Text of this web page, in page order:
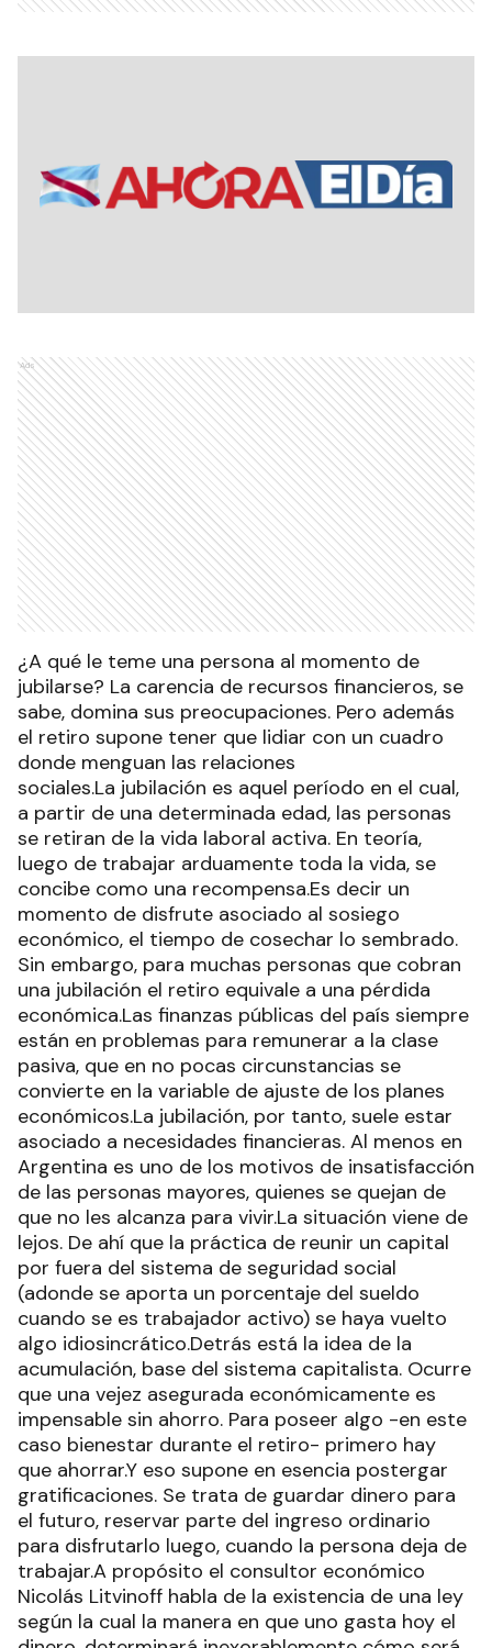
Ads
¿A qué le teme una persona al momento de
jubilarse? La carencia de recursos financieros, se
sabe, domina sus preocupaciones. Pero además
el retiro supone tener que lidiar con un cuadro
donde menguan las relaciones
sociales.La jubilación es aquel período en el cual,
a partir de una determinada edad, las personas
se retiran de la vida laboral activa. En teoría,
luego de trabajar arduamente toda la vida, se
concibe como una recompensa.Es decir un
momento de disfrute asociado al sosiego
económico, el tiempo de cosechar lo sembrado.
Sin embargo, para muchas personas que cobran
una jubilación el retiro equivale a una pérdida
económica.Las finanzas públicas del país siempre
están en problemas para remunerar a la clase
pasiva, que en no pocas circunstancias se
convierte en la variable de ajuste de los planes
económicos.La jubilación, por tanto, suele estar
asociado a necesidades financieras. Al menos en
Argentina es uno de los motivos de insatisfacción
de las personas mayores, quienes se quejan de
que no les alcanza para vivir.La situación viene de
lejos. De ahí que la práctica de reunir un capital
por fuera del sistema de seguridad social
(adonde se aporta un porcentaje del sueldo
cuando se es trabajador activo) se haya vuelto
algo idiosincrático.Detrás está la idea de la
acumulación, base del sistema capitalista. Ocurre
que una vejez asegurada económicamente es
impensable sin ahorro. Para poseer algo -en este
caso bienestar durante el retiro- primero hay
que ahorrar.Y eso supone en esencia postergar
gratificaciones. Se trata de guardar dinero para
el futuro, reservar parte del ingreso ordinario
para disfrutarlo luego, cuando la persona deja de
trabajar.A propósito el consultor económico
Nicolás Litvinoff habla de la existencia de una ley
según la cual la manera en que uno gasta hoy el